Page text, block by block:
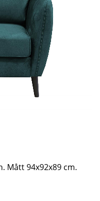
Mått 94x92x89 cm.